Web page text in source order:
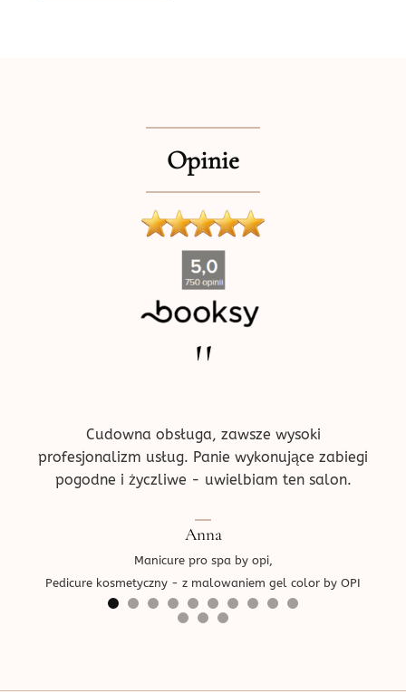
Opinie
''
Cudowna obsługa, zawsze wysoki
profesjonalizm usług. Panie wykonujące zabiegi
pogodne i życzliwe - uwielbiam ten salon.
Anna
Manicure pro spa by opi,
Pedicure kosmetyczny - z malowaniem gel color by OPI